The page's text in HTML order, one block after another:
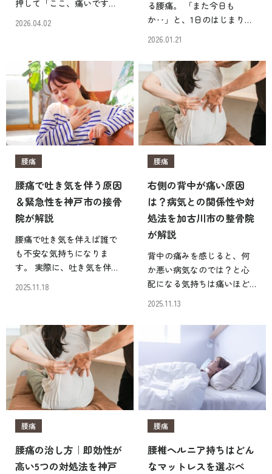
押して「ここ、痛いです
ね」と言われた経験はあり
こかが悪いんだ」と思って
不安になった方もいるでし
ょう。ネットで調べてみる
と、 […]
2026.04.02
る腰痛。 「また今日も
か‥」と、1日のはじまりを
残念な気持ちで迎えていま
吉鍼灸院・接骨院でも、毎
日のように腰痛でお悩みの
患者さんが来院されます
が、9割以上の人が朝の腰痛
を […]
2026.01.21
腰痛
腰痛で吐き気を伴う原因
＆緊急性を神戸市の接骨
院が解説
腰痛で吐き気を伴えば誰で
も不安な気持ちになりま
す。 実際に、吐き気を伴う
腰痛では早期に医療機関の
ページでは、神戸市東灘区
の住吉鍼灸院・接骨院が、
吐き気を伴う腰痛に関し
て、 […]
2025.11.18
腰痛
右側の背中が痛い原因
は？病気との関係性や対
処法を加古川市の整骨院
が解説
背中の痛みを感じると、何
か悪い病気なのでは？と心
配になる気持ちは痛いほど
理解できます。 神戸市東灘
も、連日のように背中の痛
みを抱えた患者さんが来院
されますが、みなさん同じ
ような不安を口にされま
す。 […]
2025.11.13
腰痛
腰痛の治し方｜即効性が
高い5つの対処法を神戸
腰痛
腰椎ヘルニア持ちはどん
なマットレスを選ぶべ